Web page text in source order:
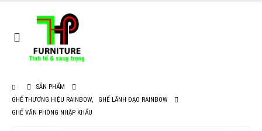
SẢN PHẨM
GHẾ THƯƠNG HIỆU RAINBOW,
GHẾ LÃNH ĐẠO RAINBOW
GHẾ VĂN PHÒNG NHẬP KHẨU